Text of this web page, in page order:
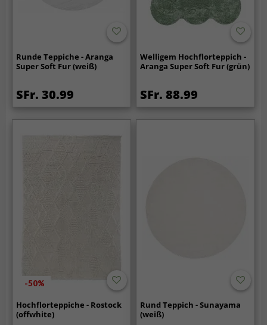
Runde Teppiche - Aranga
Super Soft Fur (weiß)
SFr. 30.99
Welligem Hochflorteppich -
Aranga Super Soft Fur (grün)
SFr. 88.99
-50%
Hochflorteppiche - Rostock
(offwhite)
Rund Teppich - Sunayama
(weiß)